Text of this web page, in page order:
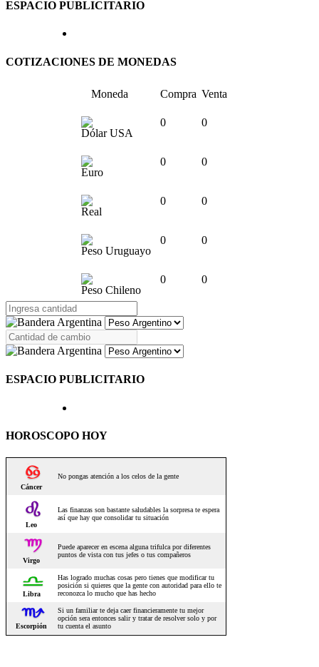
ESPACIO PUBLICITARIO
COTIZACIONES DE MONEDAS
Moneda Compra Venta
Dólar USA
0 0
Euro
0 0
Real
0 0
Peso Uruguayo
0 0
Peso Chileno
0 0
ESPACIO PUBLICITARIO
HOROSCOPO HOY